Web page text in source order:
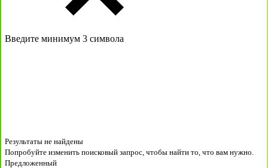
Введите минимум 3 символа
Результаты не найдены
Попробуйте изменить поисковый запрос, чтобы найти то, что вам нужно.
Предложенный